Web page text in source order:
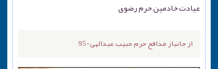
عیادت خادمین حرم رضوی
از جانباز مدافع حرم حبیب عبدالهی-95